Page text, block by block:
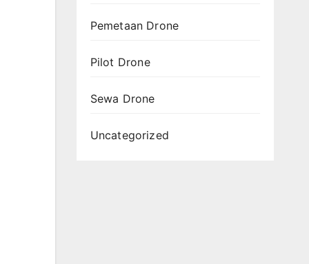
Pemetaan Drone
Pilot Drone
Sewa Drone
Uncategorized